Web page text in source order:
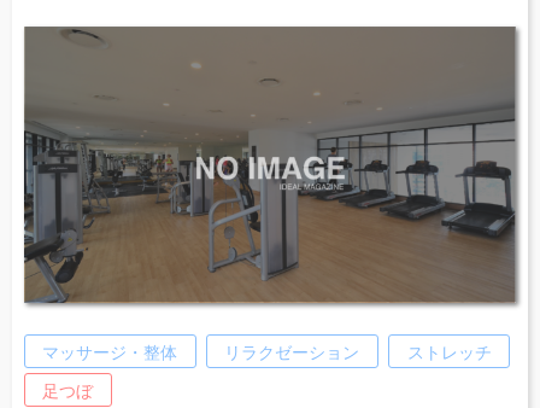
マッサージ・整体 リラクゼーション ストレッチ
足つぼ